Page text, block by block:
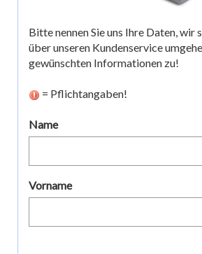
Bitte nennen Sie uns Ihre Daten, wir
über unseren Kundenservice
gewünschten Informationen zu!
= Pflichtangaben!
Name
Vorname